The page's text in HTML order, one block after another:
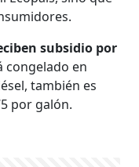
subsidio por
congelado en
también es
por galón.